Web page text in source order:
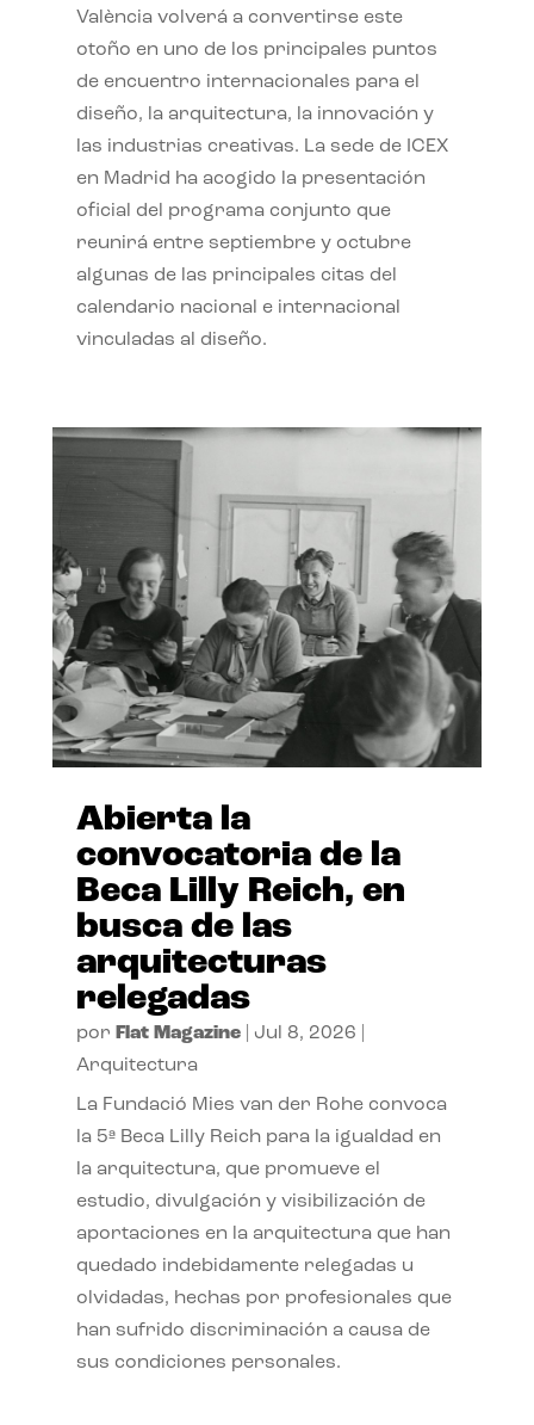
València volverá a convertirse este
otoño en uno de los principales puntos
de encuentro internacionales para el
diseño, la arquitectura, la innovación y
las industrias creativas. La sede de ICEX
en Madrid ha acogido la presentación
oficial del programa conjunto que
reunirá entre septiembre y octubre
algunas de las principales citas del
calendario nacional e internacional
vinculadas al diseño.
Abierta la
convocatoria de la
Beca Lilly Reich, en
busca de las
arquitecturas
relegadas
por Flat Magazine| Jul 8, 2026
Arquitectura
La Fundació Mies van der Rohe convoca
la 5ª Beca Lilly Reich para la igualdad en
la arquitectura, que promueve el
estudio, divulgación y visibilización de
aportaciones en la arquitectura que han
quedado indebidamente relegadas u
olvidadas, hechas por profesionales que
han sufrido discriminación a causa de
sus condiciones personales.